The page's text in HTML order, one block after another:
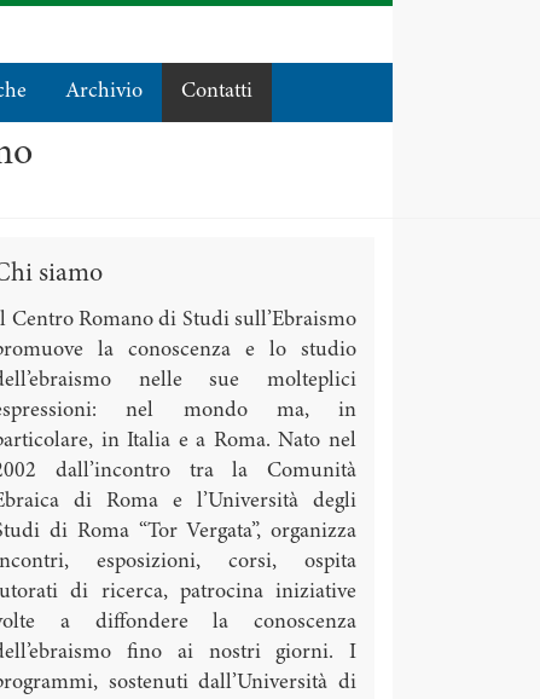
Archivio Contatti
siamo
Centro Romano di Studi sull’Ebraismo
la conoscenza e lo studio
nelle sue molteplici
nel mondo ma, in
in Italia e a Roma. Nato nel
dall’incontro tra la Comunità
di Roma e l’Università degli
di Roma “Tor Vergata”, organizza
esposizioni, corsi, ospita
di ricerca, patrocina iniziative
a diffondere la conoscenza
fino ai nostri giorni. I
sostenuti dall’Università di